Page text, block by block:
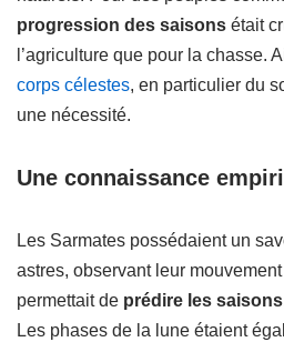
progression des saisons était
l’agriculture que pour la chasse.
corps célestes, en particulier du
une nécessité.
Une connaissance
Les Sarmates possédaient un
astres, observant leur
permettait de prédire les saisons
Les phases de la lune étaient